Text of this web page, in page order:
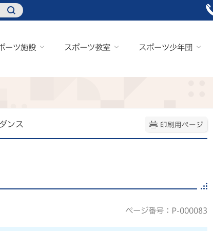
ーツ施設 スポーツ教室 スポーツ少年団
印刷用ページ
ンス
ページ番号：P-000083